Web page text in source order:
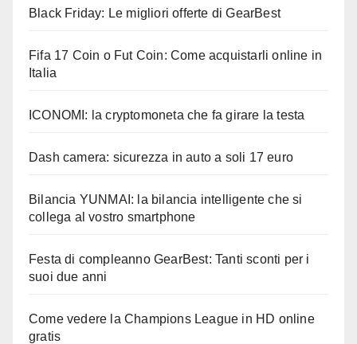
Black Friday: Le migliori offerte di GearBest
Fifa 17 Coin o Fut Coin: Come acquistarli online in
Italia
ICONOMI: la cryptomoneta che fa girare la testa
Dash camera: sicurezza in auto a soli 17 euro
Bilancia YUNMAI: la bilancia intelligente che si
collega al vostro smartphone
Festa di compleanno GearBest: Tanti sconti per i
suoi due anni
Come vedere la Champions League in HD online
gratis